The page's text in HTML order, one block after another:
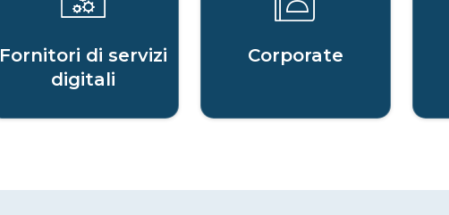
Fornitori di servizi
digitali
Corporate